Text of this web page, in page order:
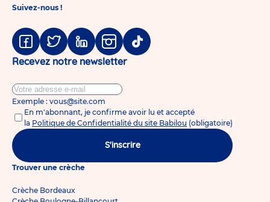
Suivez-nous !
Facebook
TwitterLinkedinInstagram
Tiktok
Recevez notre newsletter
Exemple : vous@site.com
En m'abonnant, je confirme avoir lu et accepté
la Politique de Confidentialité du site Babilou (obligatoire)
S'inscrire
Trouver une crèche
Crèche Bordeaux